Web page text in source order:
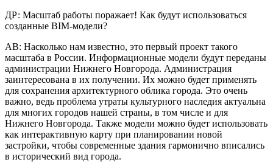
ДР: Масштаб работы поражает! Как будут использоваться
созданные BIM-модели?
АВ: Насколько нам известно, это первый проект такого
масштаба в России. Информационные модели будут переданы
администрации Нижнего Новгорода. Администрация
заинтересована в их получении. Их можно будет применять
для сохранения архитектурного облика города. Это очень
важно, ведь проблема утраты культурного наследия актуальна
для многих городов нашей страны, в том числе и для
Нижнего Новгорода. Также модели можно будет использовать
как интерактивную карту при планировании новой
застройки, чтобы современные здания гармонично вписались
в исторический вид города.